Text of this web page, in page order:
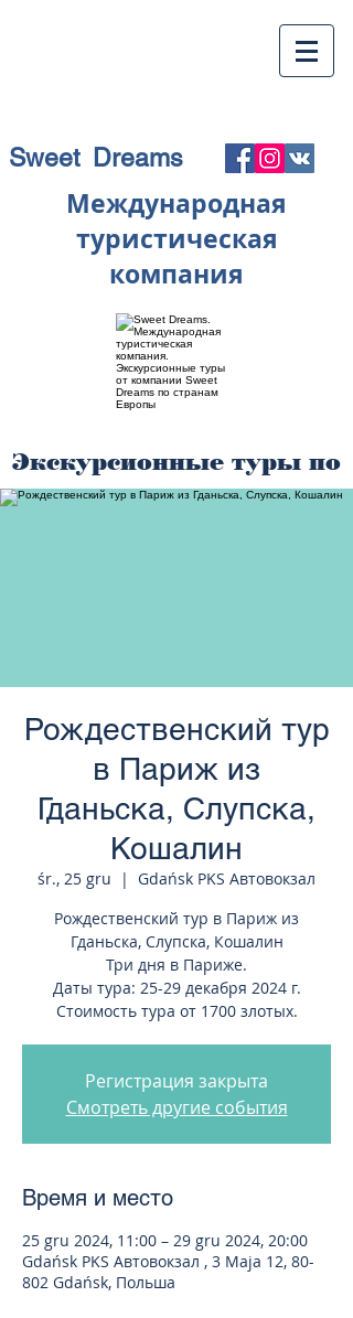
Sweet Dreams
Международная
туристическая
компания
Экскурсионные туры по
странам Европы
Рождественский тур
в Париж из
Гданьска, Слупска,
Кошалин
śr., 25 gru
  |
Gdańsk PKS Автовокзал
Рождественский тур в Париж из
Гданьска, Слупска, Кошалин
Три дня в Париже.
Даты тура: 25-29 декабря 2024 г.
Стоимость тура от 1700 злотых.
Регистрация закрыта
Смотреть другие события
Время и место
25 gru 2024, 11:00 – 29 gru 2024, 20:00
Gdańsk PKS Автовокзал , 3 Maja 12, 80-
802 Gdańsk, Польша